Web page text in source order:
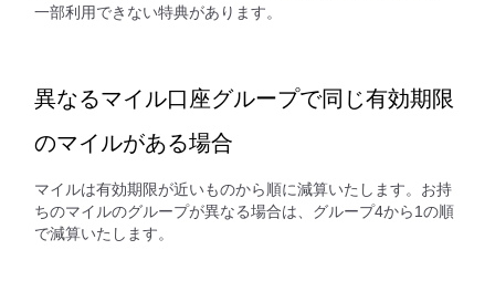
一部利用できない特典があります。
異なるマイル口座グループで同じ有効期限
のマイルがある場合
マイルは有効期限が近いものから順に減算いたします。お持
ちのマイルのグループが異なる場合は、グループ4から1の順
で減算いたします。